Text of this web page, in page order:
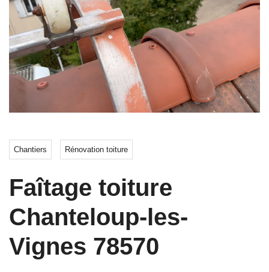
Chantiers Rénovation toiture
Faîtage toiture
Chanteloup-les-
Vignes 78570